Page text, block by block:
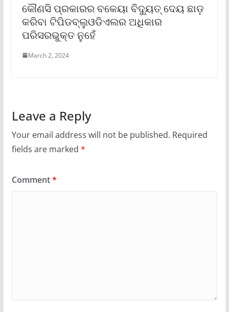
କୌଣସି ପ୍ରକାରର ବକେୟା ବିଦ୍ୟୁତ୍ ଦେୟ ଛାଡ଼
କରିବା ଟିପିଡବ୍ଲୁଓଡିଏଲର ଅଧିକାର
ପରିସରଭୁକ୍ତ ନୁହେଁ
March 2, 2024
Leave a Reply
Your email address will not be published. Required
fields are marked *
Comment*